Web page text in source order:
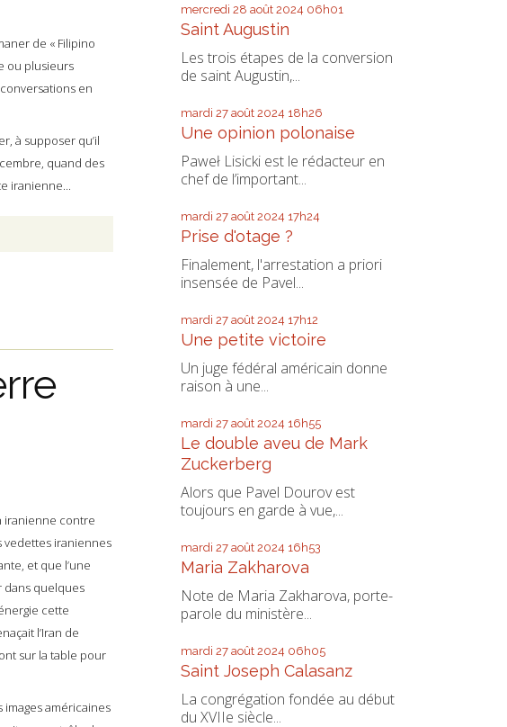
de « Filipino
ou plusieurs
en
à supposer qu’il
quand des
iranienne...
iranienne contre
vedettes iraniennes
et que l’une
dans quelques
cette
l’Iran de
sur la table pour
américaines
mercredi 28 août 2024 06h01
Saint Augustin
Les trois étapes de la conversion
de saint Augustin,...
mardi 27 août 2024 18h26
Une opinion polonaise
Paweł Lisicki est le rédacteur en
chef de l’important...
mardi 27 août 2024 17h24
Prise d'otage ?
Finalement, l'arrestation a priori
insensée de Pavel...
mardi 27 août 2024 17h12
Une petite victoire
Un juge fédéral américain donne
raison à une...
mardi 27 août 2024 16h55
Le double aveu de Mark
Zuckerberg
Alors que Pavel Dourov est
toujours en garde à vue,...
mardi 27 août 2024 16h53
Maria Zakharova
Note de Maria Zakharova, porte-
parole du ministère...
mardi 27 août 2024 06h05
Saint Joseph Calasanz
La congrégation fondée au début
du XVIIe siècle...